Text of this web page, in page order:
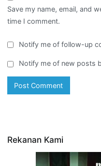
Save my name, email, and
time I comment.
Notify me of follow-up
Notify me of new posts
Rekanan Kami